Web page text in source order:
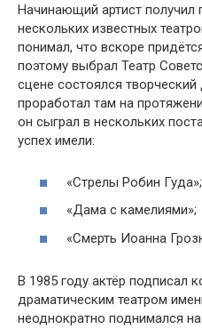
Начинающий артист получил
нескольких известных
понимал, что вскоре
поэтому выбрал Театр
сцене состоялся
проработал там на
он сыграл в нескольких
успех имели:
«Стрелы Робин Гуда»;
«Дама с камелиями»;
«Смерть Иоанна
В 1985 году актёр подписал
драматическим театром
неоднократно поднимался